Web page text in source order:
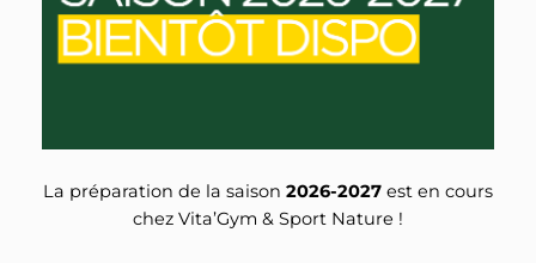
La préparation de la saison 2026-2027 est en cours
chez Vita’Gym & Sport Nature !